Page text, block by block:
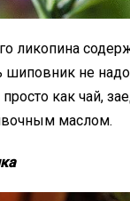
ликопина
не
как чай,
маслом.